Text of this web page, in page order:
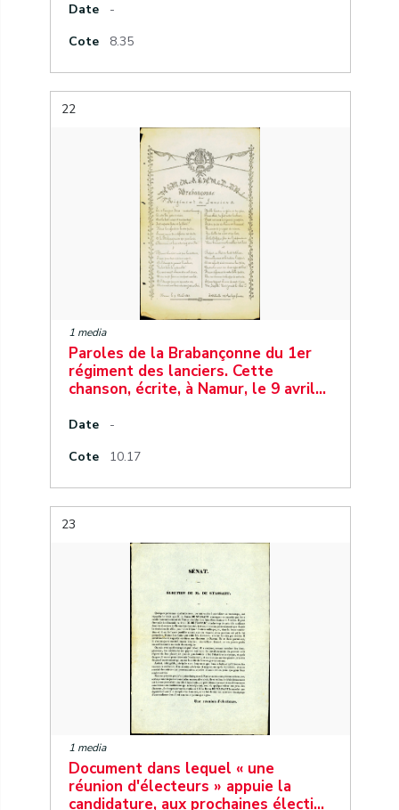
Date
-
Cote
8.35
22
1 media
Paroles de la Brabançonne du 1er
régiment des lanciers. Cette
chanson, écrite, à Namur, le 9 avril…
Date
-
Cote
10.17
23
1 media
Document dans lequel « une
réunion d'électeurs » appuie la
candidature, aux prochaines électi…